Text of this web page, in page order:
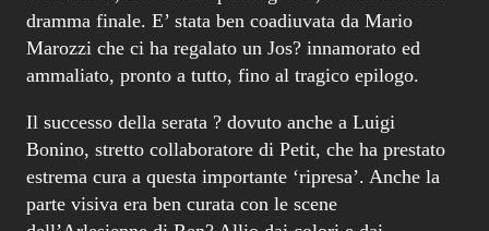
estrema cura a questa importante ‘ripresa’. Anche la
parte visiva era ben curata con le scene
dell’Arlesienne di Ren? Allio dai colori e dai
costumi di Chiristine Laurent. Efficace ? stata la
Spagna ‘francesizzata’ di Carmen, con le scene ed i
costumi di Antoni Clav?, semplici, essenziali, ma di
grande effetto.